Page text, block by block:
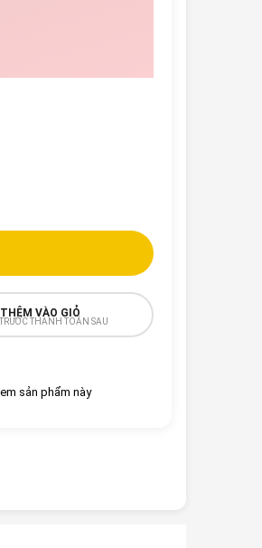
THÊM VÀO GIỎ
THANH TOÁN SAU
sản phẩm này